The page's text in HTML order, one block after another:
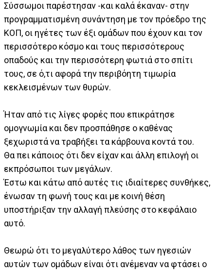
Σύσσωμοι παρέστησαν -και καλά έκαναν- στην
προγραμματισμένη συνάντηση με τον πρόεδρο της
ΚΟΠ, οι ηγέτες των έξι ομάδων που έχουν και τον
περισσότερο κόσμο και τους περισσότερους
οπαδούς και την περισσότερη φωτιά στο σπίτι
τους, σε ό,τι αφορά την περιβόητη τιμωρία
κεκλεισμένων των θυρών.
Ήταν από τις λίγες φορές που επικράτησε
ομογνωμία και δεν προσπάθησε ο καθένας
ξεχωριστά να τραβήξει τα κάρβουνα κοντά του.
Θα πει κάποιος ότι δεν είχαν και άλλη επιλογή οι
εκπρόσωποι των μεγάλων.
Έστω και κάτω από αυτές τις ιδιαίτερες συνθήκες,
ένωσαν τη φωνή τους και με κοινή θέση
υποστήριξαν την αλλαγή πλεύσης στο κεφάλαιο
αυτό.
Θεωρώ ότι το μεγαλύτερο λάθος των ηγεσιών
αυτών των ομάδων είναι ότι ανέμεναν να φτάσει ο